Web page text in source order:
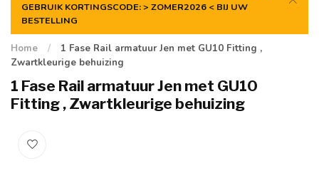
GEBRUIK KORTINGSCODE: > ZOMER2026 < BIJ UW
BESTELLING
Home /
1 Fase Rail armatuur Jen met GU10 Fitting ,
Zwartkleurige behuizing
1 Fase Rail armatuur Jen met GU10
Fitting , Zwartkleurige behuizing